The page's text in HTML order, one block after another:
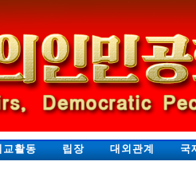
교활동 립장 대외관계 국